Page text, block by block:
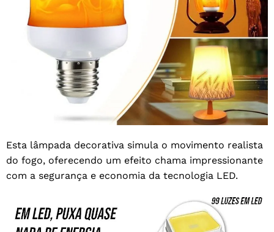
Esta lâmpada decorativa simula o movimento realista
do fogo, oferecendo um efeito chama impressionante
com a segurança e economia da tecnologia LED.